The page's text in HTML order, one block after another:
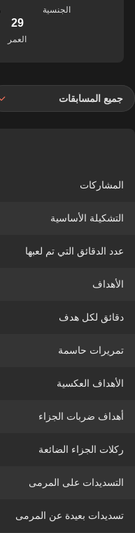
الجنسية
29
العمر
جميع المسابقات
المشاركات
التشكيلة الأساسية
عدد الدقائق التي تم لعبها
الأهداف
دقائق لكل هدف
تمريرات حاسمة
الأهداف العكسية
أهداف ضربات الجزاء
ركلات الجزاء الضائعة
التسديدات على المرمى
تسديدات بعيدة عن المرمى